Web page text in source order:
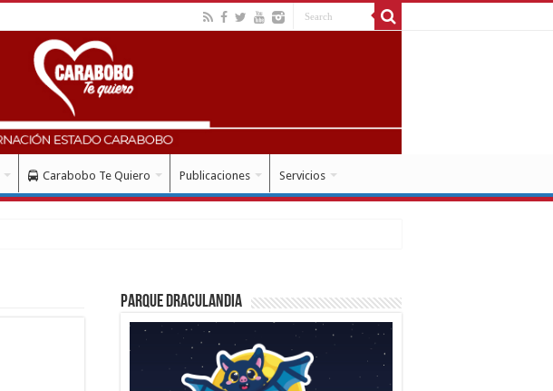
Carabobo Te Quiero Publicaciones Servicios
Parque Draculandia